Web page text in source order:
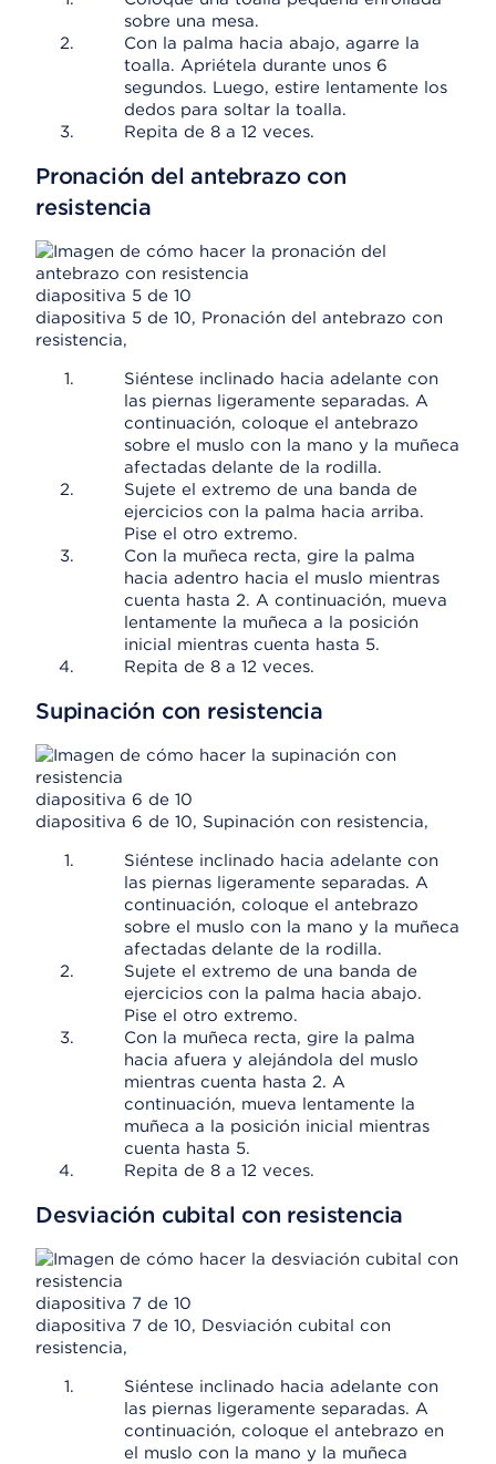
sobre una mesa.
Con la palma hacia abajo, agarre la
toalla. Apriétela durante unos 6
segundos. Luego, estire lentamente los
dedos para soltar la toalla.
Repita de 8 a 12 veces.
Pronación del antebrazo con
resistencia
diapositiva 5 de 10
diapositiva 5 de 10, Pronación del antebrazo con
resistencia,
Siéntese inclinado hacia adelante con
las piernas ligeramente separadas. A
continuación, coloque el antebrazo
sobre el muslo con la mano y la muñeca
afectadas delante de la rodilla.
Sujete el extremo de una banda de
ejercicios con la palma hacia arriba.
Pise el otro extremo.
Con la muñeca recta, gire la palma
hacia adentro hacia el muslo mientras
cuenta hasta 2. A continuación, mueva
lentamente la muñeca a la posición
inicial mientras cuenta hasta 5.
Repita de 8 a 12 veces.
Supinación con resistencia
diapositiva 6 de 10
diapositiva 6 de 10, Supinación con resistencia,
Siéntese inclinado hacia adelante con
las piernas ligeramente separadas. A
continuación, coloque el antebrazo
sobre el muslo con la mano y la muñeca
afectadas delante de la rodilla.
Sujete el extremo de una banda de
ejercicios con la palma hacia abajo.
Pise el otro extremo.
Con la muñeca recta, gire la palma
hacia afuera y alejándola del muslo
mientras cuenta hasta 2. A
continuación, mueva lentamente la
muñeca a la posición inicial mientras
cuenta hasta 5.
Repita de 8 a 12 veces.
Desviación cubital con resistencia
diapositiva 7 de 10
diapositiva 7 de 10, Desviación cubital con
resistencia,
Siéntese inclinado hacia adelante con
las piernas ligeramente separadas. A
continuación, coloque el antebrazo en
el muslo con la mano y la muñeca